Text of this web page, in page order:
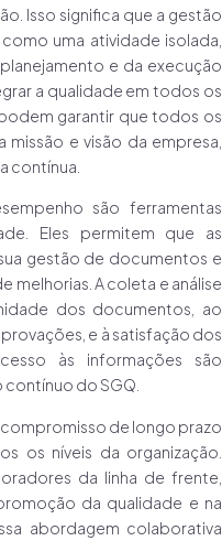
Isso significa que a gestão
uma atividade isolada,
e da execução
a qualidade em todos os
garantir que todos os
e visão da empresa,
contínua.
são ferramentas
Eles permitem que as
gestão de documentos e
melhorias. A coleta e análise
dos documentos, ao
e à satisfação dos
às informações são
do SGQ.
compromisso de longo prazo
os níveis da organização.
da linha de frente,
da qualidade e na
abordagem colaborativa